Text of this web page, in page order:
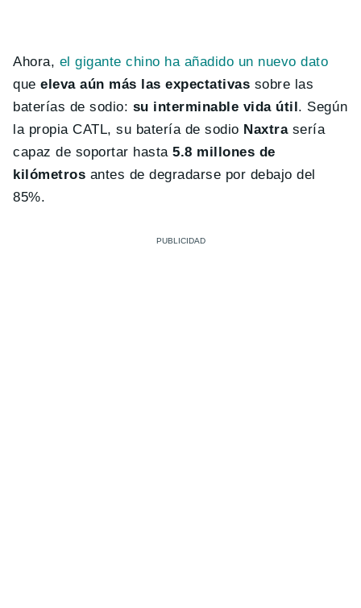
Ahora, el gigante chino ha añadido un nuevo dato
queeleva aún más las expectativas sobre las
baterías de sodio: su interminable vida útil . Según
la propia CATL, su batería de sodio Naxtrasería
capaz de soportar hasta5.8 millones de
kilómetros antes de degradarse por debajo del
85%.